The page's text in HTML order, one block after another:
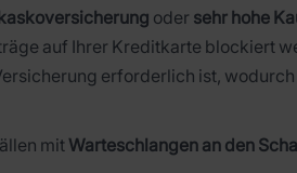
oder sehr hohe
auf Ihrer Kreditkarte blockiert
erforderlich ist,
mit Warteschlangen an den